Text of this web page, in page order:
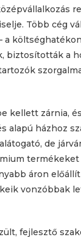
Több cég
a
kellett zárnia,
házhoz
de
áron
vonzóbbak
fejlesztő